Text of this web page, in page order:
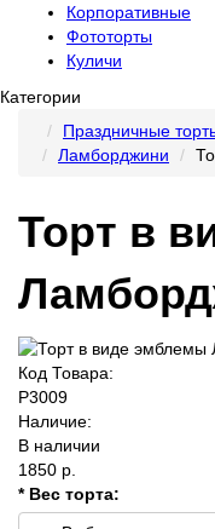
Корпоративные
Фототорты
Куличи
Категории
Праздничные
Ламборджини
Торт в
Код Товара:
P3009
Наличие:
В наличии
1850 р.
* Вес торта: